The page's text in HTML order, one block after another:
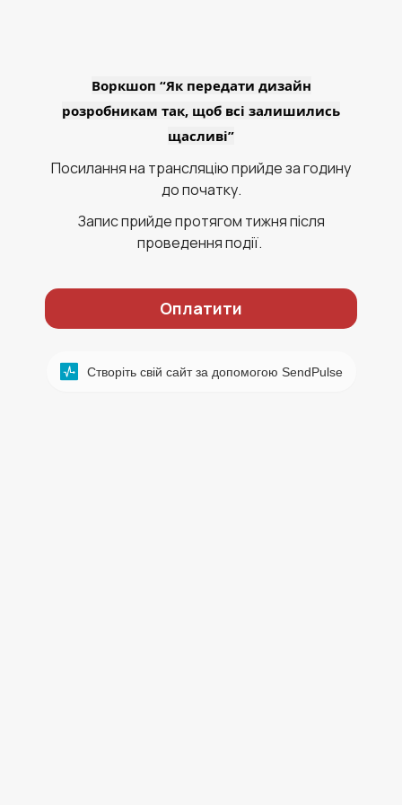
Воркшоп “Як передати дизайн
розробникам так, щоб всі залишились
щасливі”
Посилання на трансляцію прийде за годину
до початку.
Запис прийде протягом тижня після
проведення події.
Оплатити
Створіть свій сайт за допомогою SendPulse